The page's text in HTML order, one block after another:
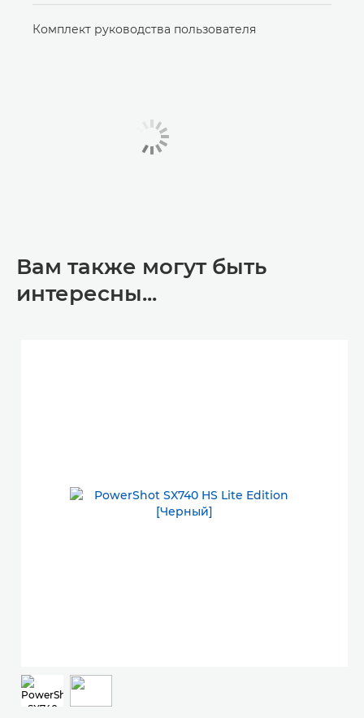
Комплект руководства пользователя
Вам также могут быть
интересны...